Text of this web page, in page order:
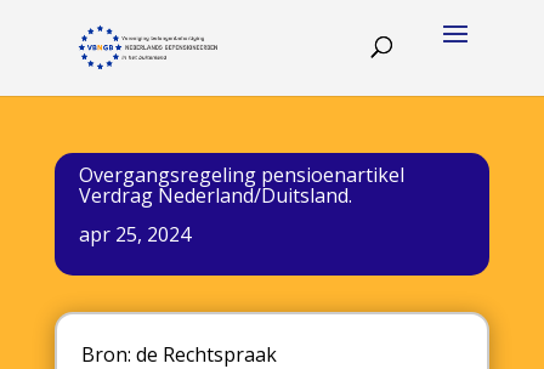
Overgangsregeling pensioenartikel
Verdrag Nederland/Duitsland.
apr 25, 2024
Bron: de Rechtspraak